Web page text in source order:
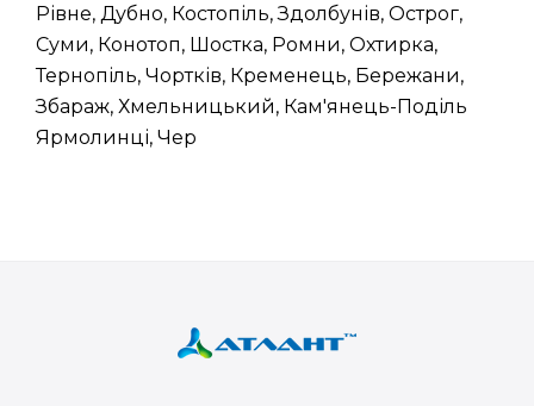
Рівне, Дубно, Костопіль, Здолбунів, Острог,
Суми, Конотоп, Шостка, Ромни, Охтирка,
Тернопіль, Чортків, Кременець, Бережани,
Збараж, Хмельницький, Кам'янець-Поділь
Ярмолинці, Чер